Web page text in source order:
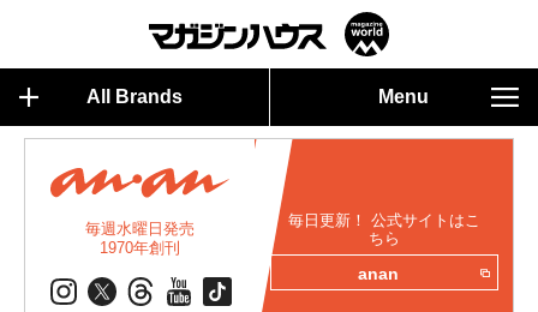
All Brands Menu
毎週水曜日発売
1970年創刊
毎日更新！ 公式サイトはこ
ちら
anan